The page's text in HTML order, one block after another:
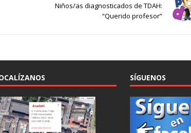
Niños/as diagnosticados de TDAH:
“Querido profesor”
SÍGUENOS